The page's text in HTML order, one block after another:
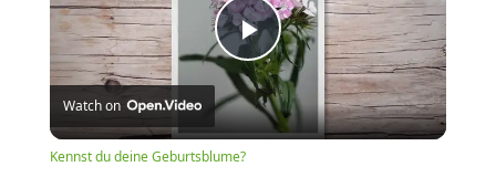
Play
Video
Watch on
Kennst du deine Geburtsblume?